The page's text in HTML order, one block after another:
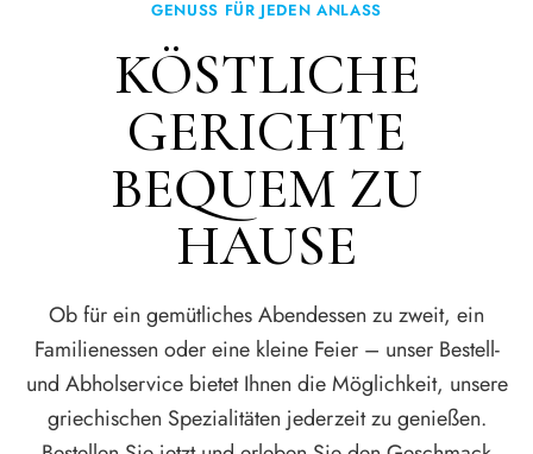
GENUSS FÜR JEDEN ANLASS
KÖSTLICHE
GERICHTE
BEQUEM ZU
HAUSE
Ob für ein gemütliches Abendessen zu zweit, ein
Familienessen oder eine kleine Feier – unser Bestell-
und Abholservice bietet Ihnen die Möglichkeit, unsere
griechischen Spezialitäten jederzeit zu genießen.